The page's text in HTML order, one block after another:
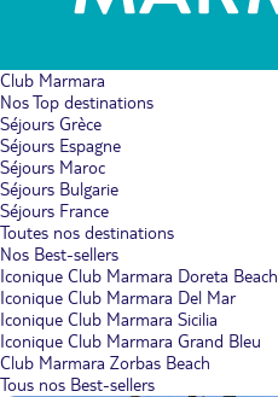
Club Marmara
Nos Top destinations
Séjours Grèce
Séjours Espagne
Séjours Maroc
Séjours Bulgarie
Séjours France
Toutes nos destinations
Nos Best-sellers
Iconique Club Marmara Doreta Beach
Iconique Club Marmara Del Mar
Iconique Club Marmara Sicilia
Iconique Club Marmara Grand Bleu
Club Marmara Zorbas Beach
Tous nos Best-sellers